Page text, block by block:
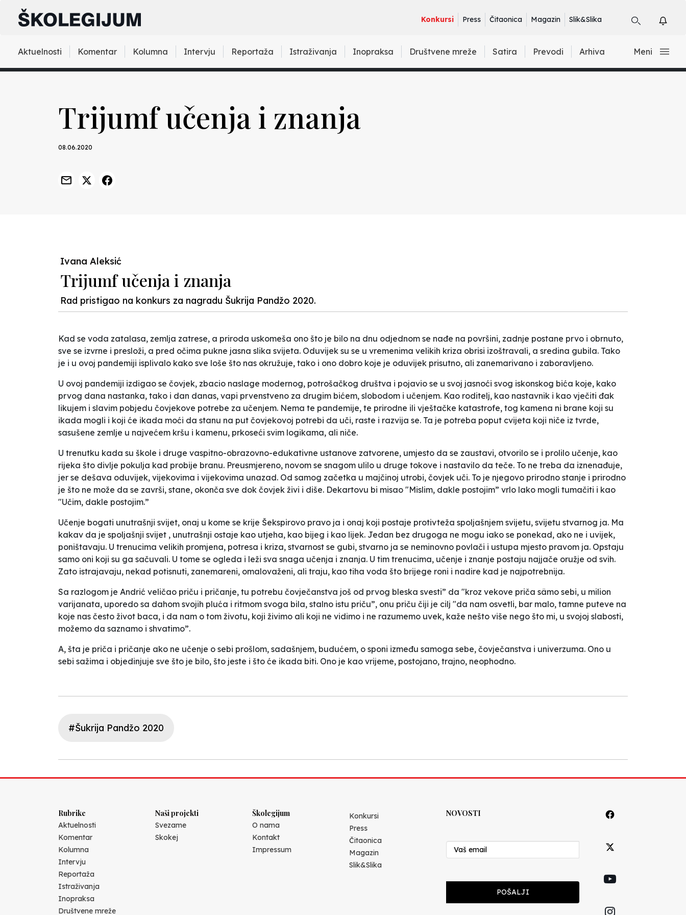
Konkursi Press Čitaonica Magazin Slik&Slika
Aktuelnosti Komentar Kolumna Intervju Reportaža Istraživanja Inopraksa Društvene mreže Satira Prevodi Arhiva Meni
Trijumf učenja i znanja
08.06.2020
Ivana Aleksić
Trijumf učenja i znanja
Rad pristigao na konkurs za nagradu Šukrija Pandžo 2020.
Kad se voda zatalasa, zemlja zatrese, a priroda uskomeša ono što je bilo na dnu odjednom se nađe na površini, zadnje postane prvo i obrnuto,
sve se izvrne i presloži, a pred očima pukne jasna slika svijeta. Oduvijek su se u vremenima velikih kriza obrisi izoštravali, a sredina gubila. Tako
je i u ovoj pandemiji isplivalo kako sve loše što nas okružuje, tako i ono dobro koje je oduvijek prisutno, ali zanemarivano i zaboravljeno.
U ovoj pandemiji izdigao se čovjek, zbacio naslage modernog, potrošačkog društva i pojavio se u svoj jasnoći svog iskonskog bića koje, kako
prvog dana nastanka, tako i dan danas, vapi prvenstveno za drugim bićem, slobodom i učenjem. Kao roditelj, kao nastavnik i kao vječiti đak
likujem i slavim pobjedu čovjekove potrebe za učenjem. Nema te pandemije, te prirodne ili vještačke katastrofe, tog kamena ni brane koji su
ikada mogli i koji će ikada moći da stanu na put čovjekovoj potrebi da uči, raste i razvija se. Ta je potreba poput cvijeta koji niče iz tvrde,
sasušene zemlje u najvećem kršu i kamenu, prkoseći svim logikama, ali niče.
U trenutku kada su škole i druge vaspitno-obrazovno-edukativne ustanove zatvorene, umjesto da se zaustavi, otvorilo se i prolilo učenje, kao
rijeka što divlje pokulja kad probije branu. Preusmjereno, novom se snagom ulilo u druge tokove i nastavilo da teče. To ne treba da iznenađuje,
jer se dešava oduvijek, vijekovima i vijekovima unazad. Od samog začetka u majčinoj utrobi, čovjek uči. To je njegovo prirodno stanje i prirodno
je što ne može da se završi, stane, okonča sve dok čovjek živi i diše. Dekartovu bi misao "Mislim, dakle postojim” vrlo lako mogli tumačiti i kao
"Učim, dakle postojim.”
Učenje bogati unutrašnji svijet, onaj u kome se krije Šekspirovo pravo ja i onaj koji postaje protivteža spoljašnjem svijetu, svijetu stvarnog ja. Ma
kakav da je spoljašnji svijet , unutrašnji ostaje kao utjeha, kao bijeg i kao lijek. Jedan bez drugoga ne mogu iako se ponekad, ako ne i uvijek,
poništavaju. U trenucima velikih promjena, potresa i kriza, stvarnost se gubi, stvarno ja se neminovno povlači i ustupa mjesto pravom ja. Opstaju
samo oni koji su ga sačuvali. U tome se ogleda i leži sva snaga učenja i znanja. U tim trenucima, učenje i znanje postaju najjače oružje od svih.
Zato istrajavaju, nekad potisnuti, zanemareni, omalovaženi, ali traju, kao tiha voda što brijege roni i nadire kad je najpotrebnija.
Sa razlogom je Andrić veličao priču i pričanje, tu potrebu čovječanstva još od prvog bleska svesti” da "kroz vekove priča sâmo sebi, u milion
varijanata, uporedo sa dahom svojih pluća i ritmom svoga bila, stalno istu priču”, onu priču čiji je cilj "da nam osvetli, bar malo, tamne puteve na
koje nas često život baca, i da nam o tom životu, koji živimo ali koji ne vidimo i ne razumemo uvek, kaže nešto više nego što mi, u svojoj slabosti,
možemo da saznamo i shvatimo”.
A, šta je priča i pričanje ako ne učenje o sebi prošlom, sadašnjem, budućem, o sponi između samoga sebe, čovječanstva i univerzuma. Ono u
sebi sažima i objedinjuje sve što je bilo, što jeste i što će ikada biti. Ono je kao vrijeme, postojano, trajno, neophodno.
#Šukrija Pandžo 2020
Rubrike
Aktuelnosti
Komentar
Kolumna
Intervju
Reportaža
Istraživanja
Inopraksa
Društvene mreže
Naši projekti
Svezame
Skokej
Školegijum
O nama
Kontakt
Impressum
Konkursi
Press
Čitaonica
Magazin
Slik&Slika
NOVOSTI
POŠALJI